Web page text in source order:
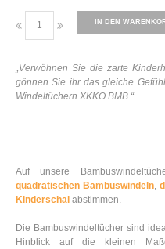
IN DEN
„Verwöhnen Sie die zarte
gönnen Sie ihr das gleiche
Windeltüchern XKKO BMB.“
Auf unsere
quadratischen Bambuswindeln,
Kinderschal abstimmen.
Die Bambuswindeltücher sind
Hinblick auf die kleinen